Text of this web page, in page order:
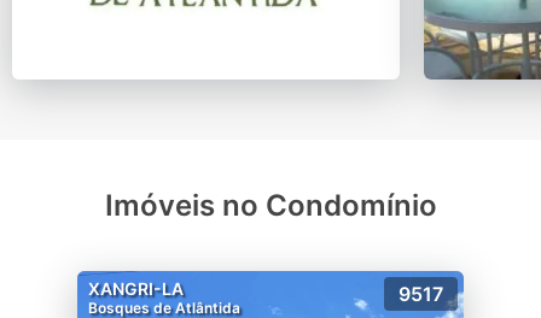
Imóveis no Condomínio
XANGRI-LA
Bosques de Atlântida
9517